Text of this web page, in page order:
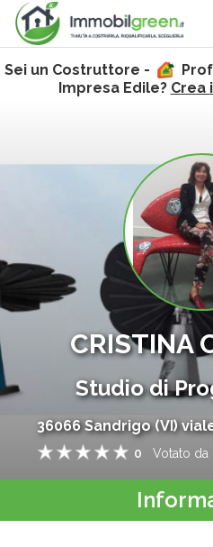
Sei un Costruttore -
Impresa Edile? Crea
CRISTINA
Studio di
36066 Sandrigo(VI)
0 Votato da